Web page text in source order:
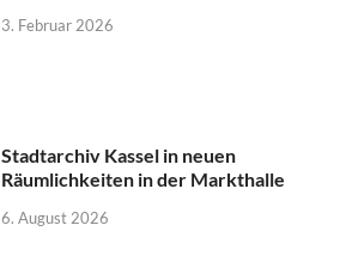
3. Februar 2026
Stadtarchiv Kassel in neuen
Räumlichkeiten in der Markthalle
6. August 2026